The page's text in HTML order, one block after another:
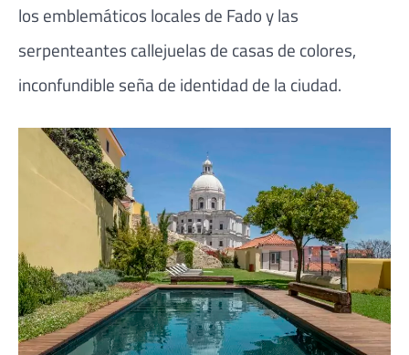
los emblemáticos locales de Fado y las
serpenteantes callejuelas de casas de colores,
inconfundible seña de identidad de la ciudad.